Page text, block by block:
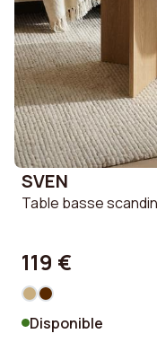
SVEN
Table basse
119 €
Disponible